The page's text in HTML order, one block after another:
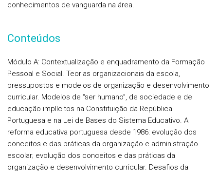
conhecimentos de vanguarda na área.
Conteúdos
Módulo A: Contextualização e enquadramento da Formação
Pessoal e Social. Teorias organizacionais da escola,
pressupostos e modelos de organização e desenvolvimento
curricular. Modelos de “ser humano”, de sociedade e de
educação implícitos na Constituição da República
Portuguesa e na Lei de Bases do Sistema Educativo. A
reforma educativa portuguesa desde 1986: evolução dos
conceitos e das práticas da organização e administração
escolar; evolução dos conceitos e das práticas da
organização e desenvolvimento curricular. Desafios da